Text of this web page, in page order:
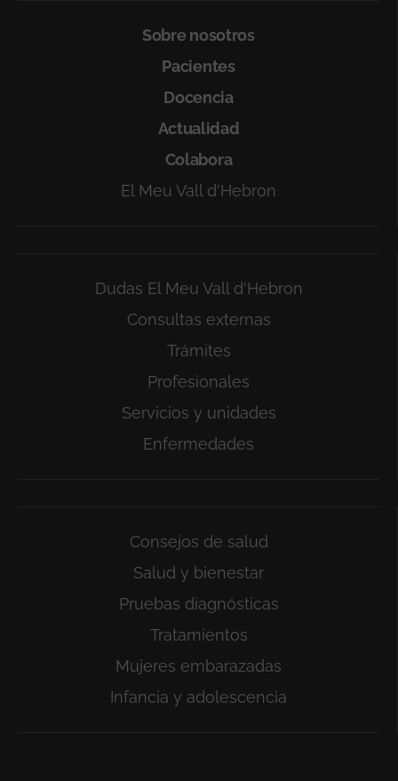
Sobre nosotros
Pacientes
Docencia
Actualidad
Colabora
El Meu Vall d'Hebron
Dudas El Meu Vall d'Hebron
Consultas externas
Trámites
Profesionales
Servicios y unidades
Enfermedades
Consejos de salud
Salud y bienestar
Pruebas diagnósticas
Tratamientos
Mujeres embarazadas
Infancia y adolescencia